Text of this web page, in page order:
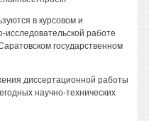
в курсовом и
работе
государственном
диссертационной работы
научно-технических